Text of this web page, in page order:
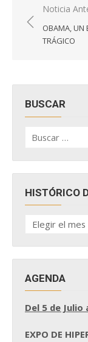
de
entradas
Noticia
OBAMA, UN
TRÁGICO
BUSCAR
por:
HISTÓRICO
HISTÓRICO
DE
AGENDA
Del 5 de
EXPO DE